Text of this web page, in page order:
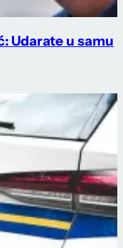
Udarate u samu